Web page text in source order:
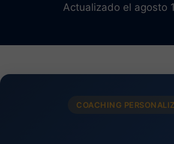
Actualizado el agosto
COACHING